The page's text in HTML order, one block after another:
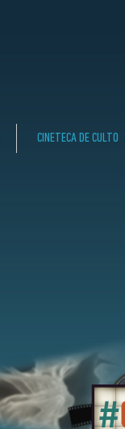
CINETECA DE CULTO